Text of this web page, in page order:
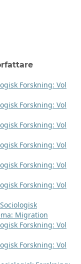
Forskning: Vol
Forskning: Vol
Forskning: Vol
Forskning: Vol
Forskning: Vol
Forskning: Vol
Sociologisk
Migration
Forskning: Vol
Forskning: Vol